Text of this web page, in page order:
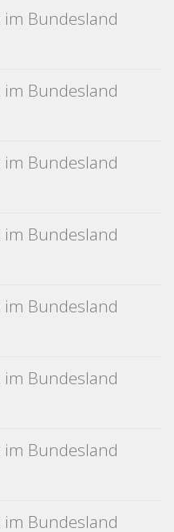
Bundesland
Bundesland
Bundesland
Bundesland
Bundesland
Bundesland
Bundesland
Bundesland